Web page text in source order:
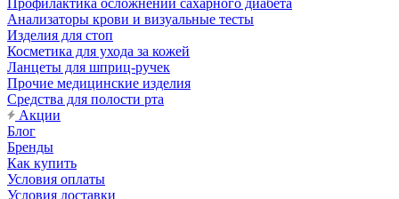
Профилактика осложнений сахарного диабета
Анализаторы крови и визуальные тесты
Изделия для стоп
Косметика для ухода за кожей
Ланцеты для шприц-ручек
Прочие медицинские изделия
Средства для полости рта
Акции
Блог
Бренды
Как купить
Условия оплаты
Условия доставки